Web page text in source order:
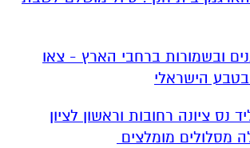
ובשמורות ברחבי הארץ - צאו
הישראלי
נס ציונה רחובות וראשון לציון
מסלולים מומלצים